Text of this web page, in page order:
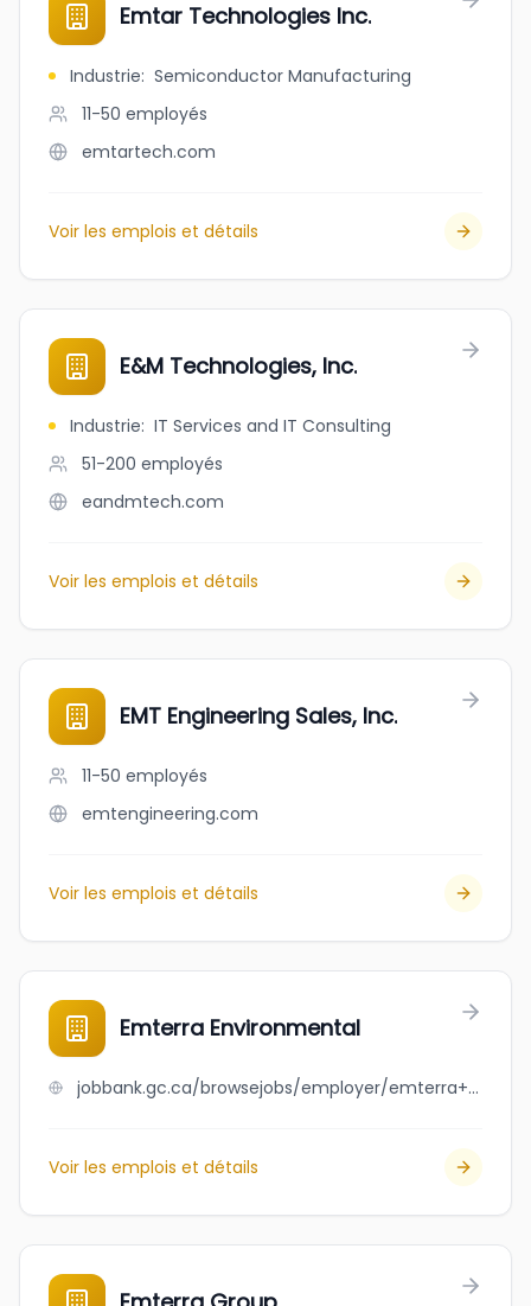
Emtar Technologies Inc.
Industrie: Semiconductor Manufacturing
11-50 employés
emtartech.com
Voir les emplois et détails
E&M Technologies, Inc.
Industrie: IT Services and IT Consulting
51-200 employés
eandmtech.com
Voir les emplois et détails
EMT Engineering Sales, Inc.
11-50 employés
emtengineering.com
Voir les emplois et détails
Emterra Environmental
jobbank.gc.ca/browsejobs/employer/emterra+environmental/ca
Voir les emplois et détails